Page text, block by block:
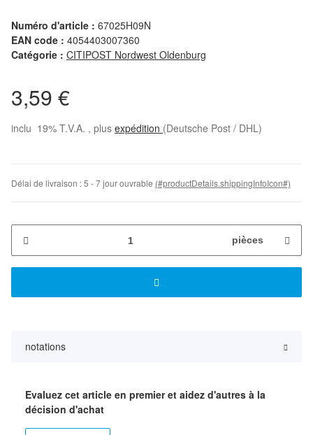
Numéro d'article : 67025H09N
EAN code : 4054403007360
Catégorie : CITIPOST Nordwest Oldenburg
3,59 €
inclu 19% T.V.A. , plus expédition (Deutsche Post / DHL)
Délai de livraison :5 - 7 jour ouvrable (#productDetails.shippingInfoIcon#)
pièces
notations
Evaluez cet article en premier et aidez d'autres à la
décision d'achat